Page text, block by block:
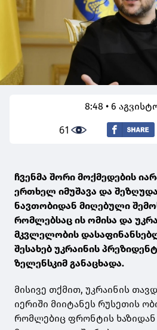
8:48 • 6
61
ჩვენმა შორი მოქმედების
ერთხელ იმუშავა და
ნავთობიდან მიღებული
რომლებსაც ის ომისა და
მკვლელობის
შესახებ უკრაინის
ზელენსკიმ განაცხადა.
მისივე თქმით, უკრაინის
იერიში მიიტანეს რუსეთის
რომლებიც ფრონტის ხაზიდან